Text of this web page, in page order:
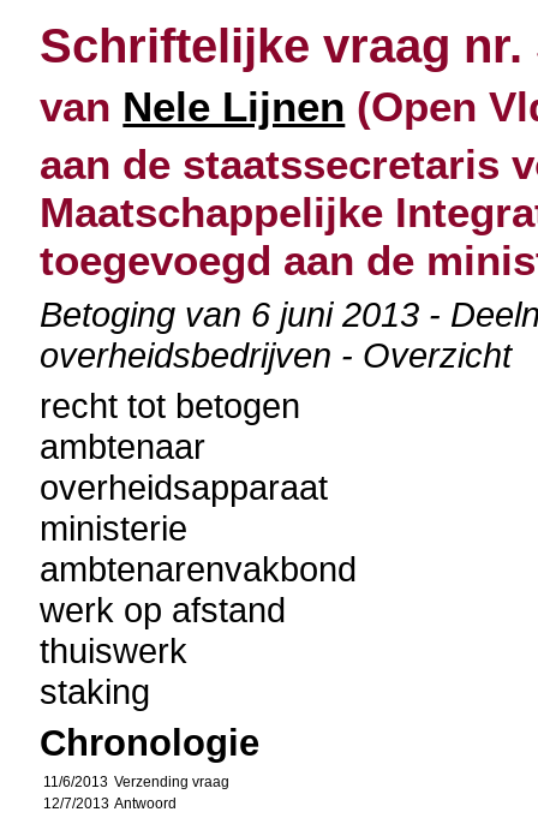
Schriftelijke vraag nr.
van Nele Lijnen (Open
aan de staatssecretaris
Maatschappelijke
toegevoegd aan de
Betoging van 6 juni 2013 -
overheidsbedrijven - Overzicht
recht tot betogen
ambtenaar
overheidsapparaat
ministerie
ambtenarenvakbond
werk op afstand
thuiswerk
staking
Chronologie
11/6/2013 Verzending vraag
12/7/2013 Antwoord